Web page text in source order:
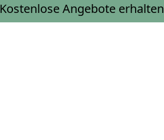
Kostenlose Angebote erhalten